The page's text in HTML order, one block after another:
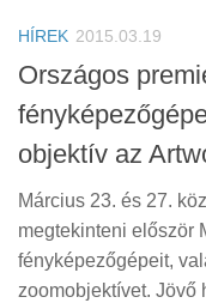
HÍREK 2015.03.19
Országos
objektív az
Március 23. és 27.
megtekinteni először
fényképezőgépeit,
zoomobjektívet. Jövő